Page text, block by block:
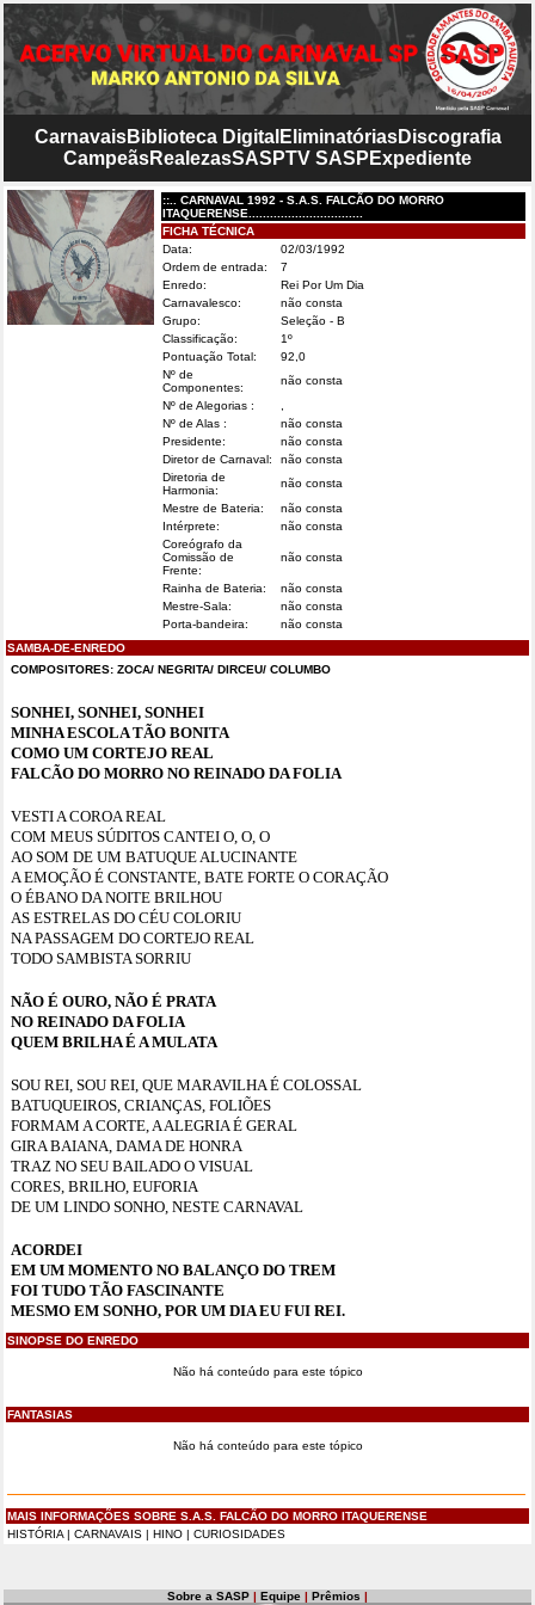
CarnavaisBiblioteca Digital EliminatóriasDiscografia
CampeãsRealezasSASPTV SASP Expediente
::.. CARNAVAL 1992 - S.A.S. FALCÃO DO MORRO
ITAQUERENSE................................
FICHA TÉCNICA
Data:
02/03/1992
Ordem de entrada:
7
Enredo:
Rei Por Um Dia
Carnavalesco:
não consta
Grupo:
Seleção - B
Classificação:
1º
Pontuação Total:
92,0
Nº de
Componentes:
não consta
Nº de Alegorias :
Nº de Alas :
não consta
Presidente:
não consta
Diretor de Carnaval:
não consta
Diretoria de
Harmonia:
não consta
Mestre de Bateria:
não consta
Intérprete:
não consta
Coreógrafo da
Comissão de
Frente:
não consta
Rainha de Bateria:
não consta
Mestre-Sala:
não consta
Porta-bandeira:
não consta
SAMBA-DE-ENREDO
COMPOSITORES: ZOCA/ NEGRITA/ DIRCEU/ COLUMBO
SONHEI, SONHEI, SONHEI
MINHA ESCOLA TÃO BONITA
COMO UM CORTEJO REAL
FALCÃO DO MORRO NO REINADO DA FOLIA
VESTI A COROA REAL
COM MEUS SÚDITOS CANTEI O, O, O
AO SOM DE UM BATUQUE ALUCINANTE
A EMOÇÃO É CONSTANTE, BATE FORTE O CORAÇÃO
O ÉBANO DA NOITE BRILHOU
AS ESTRELAS DO CÉU COLORIU
NA PASSAGEM DO CORTEJO REAL
TODO SAMBISTA SORRIU
NÃO É OURO, NÃO É PRATA
NO REINADO DA FOLIA
QUEM BRILHA É A MULATA
SOU REI, SOU REI, QUE MARAVILHA É COLOSSAL
BATUQUEIROS, CRIANÇAS, FOLIÕES
FORMAM A CORTE, A ALEGRIA É GERAL
GIRA BAIANA, DAMA DE HONRA
TRAZ NO SEU BAILADO O VISUAL
CORES, BRILHO, EUFORIA
DE UM LINDO SONHO, NESTE CARNAVAL
ACORDEI
EM UM MOMENTO NO BALANÇO DO TREM
FOI TUDO TÃO FASCINANTE
MESMO EM SONHO, POR UM DIA EU FUI REI.
SINOPSE DO ENREDO
Não há conteúdo para este tópico
FANTASIAS
Não há conteúdo para este tópico
MAIS INFORMAÇÕES SOBRE S.A.S. FALCÃO DO MORRO ITAQUERENSE
HISTÓRIA | CARNAVAIS | HINO | CURIOSIDADES
Sobre a SASP | Equipe | Prêmios |